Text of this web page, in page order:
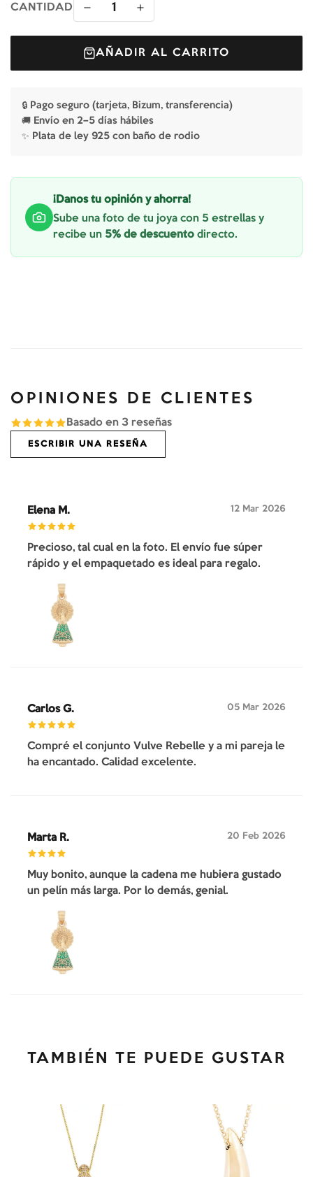
CANTIDAD 1
AÑADIR AL CARRITO
🔒 Pago seguro (tarjeta, Bizum, transferencia)
🚚 Envío en 2–5 días hábiles
✨ Plata de ley 925 con baño de rodio
¡Danos tu opinión y ahorra!
Sube una foto de tu joya con 5 estrellas y
recibe un 5% de descuento directo.
OPINIONES DE CLIENTES
Basado en 3 reseñas
ESCRIBIR UNA RESEÑA
Elena M. 12 Mar 2026
Precioso, tal cual en la foto. El envío fue súper
rápido y el empaquetado es ideal para regalo.
Carlos G. 05 Mar 2026
Compré el conjunto Vulve Rebelle y a mi pareja le
ha encantado. Calidad excelente.
Marta R. 20 Feb 2026
Muy bonito, aunque la cadena me hubiera gustado
un pelín más larga. Por lo demás, genial.
TAMBIÉN TE PUEDE GUSTAR